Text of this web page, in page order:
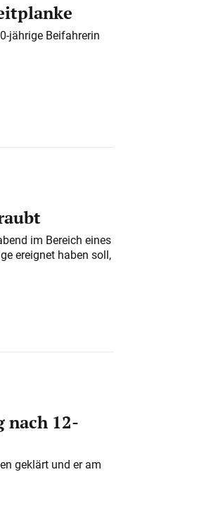
jährige Beifahrerin
im Bereich eines
ereignet haben soll,
nach 12-
geklärt und er am